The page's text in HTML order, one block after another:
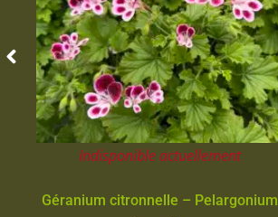
Indisponible actuellement
Géranium citronnelle – Pelargonium